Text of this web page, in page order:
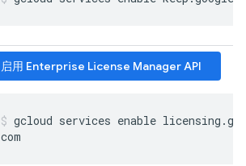
启用 Enterprise License Manager API
gcloud services enable licensing .
com